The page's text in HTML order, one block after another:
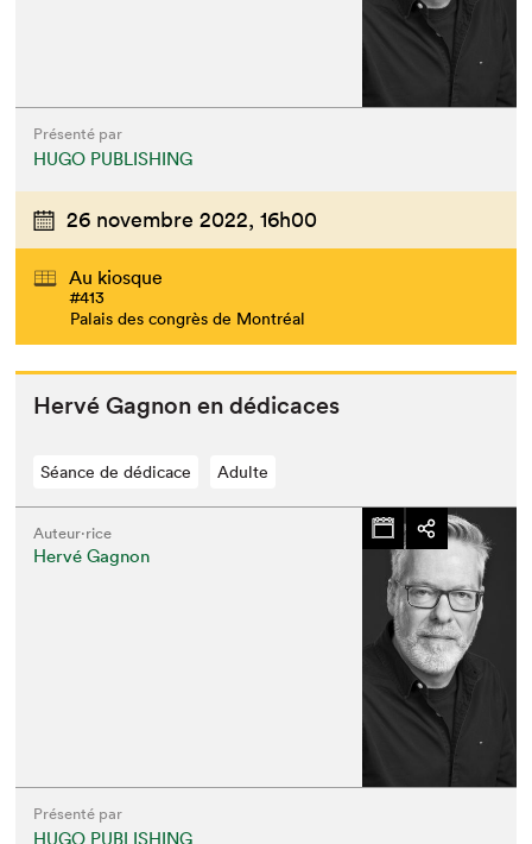
Présenté par
HUGO PUBLISHING
26 novembre 2022, 16h00
Au kiosque
#413
Palais des congrès de Montréal
Hervé Gagnon en dédicaces
Séance de dédicace Adulte
Auteur·rice
Hervé Gagnon
Présenté par
HUGO PUBLISHING